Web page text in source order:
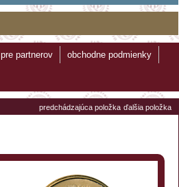
pre partnerov obchodne podmienky
predchádzajúca položka ďalšia položka